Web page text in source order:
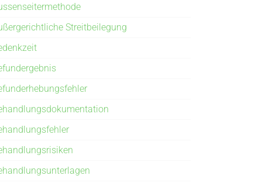
Streitbeilegung